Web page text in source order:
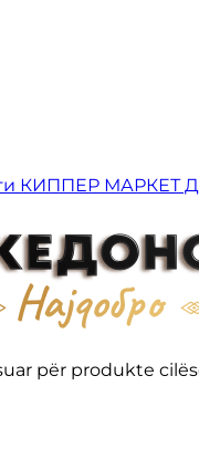
КИППЕР
për produkte